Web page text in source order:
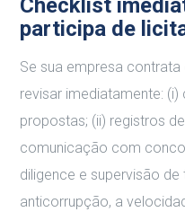
Checklist
participa de
Se sua empresa
revisar imediatamente:
propostas; (ii) registros
comunicação com
diligence e supervisão
anticorrupção, a